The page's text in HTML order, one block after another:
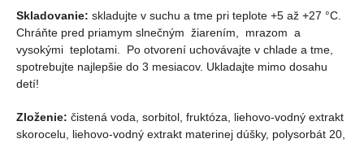
Skladovanie: skladujte v suchu a tme pri teplote +5 až +27 °C.
Chráňte pred priamym slnečným žiarením, mrazom a
vysokými teplotami. Po otvorení uchovávajte v chlade a tme,
spotrebujte najlepšie do 3 mesiacov. Ukladajte mimo dosahu
detí!
Zloženie: čistená voda, sorbitol, fruktóza, liehovo-vodný extrakt
skorocelu, liehovo-vodný extrakt materinej dúšky, polysorbát 20,